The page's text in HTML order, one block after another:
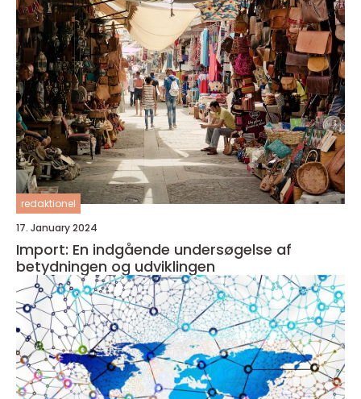
redaktionel
17. January 2024
Import: En indgående undersøgelse af
betydningen og udviklingen